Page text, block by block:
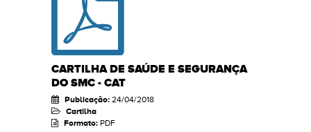
CARTILHA DE SAÚDE E SEGURANÇA
DO SMC - CAT
Publicação: 24/04/2018
Cartilha
Formato: PDF